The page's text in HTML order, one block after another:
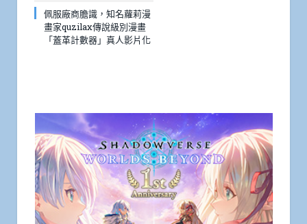
佩服廠商膽識，知名蘿莉漫
畫家quzilax傳說級別漫畫
「蓋革計數器」真人影片化